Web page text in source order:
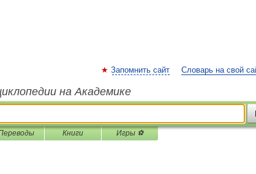
Запомнить сайт Словарь на свой
на Академике
Книги Игры ⚽